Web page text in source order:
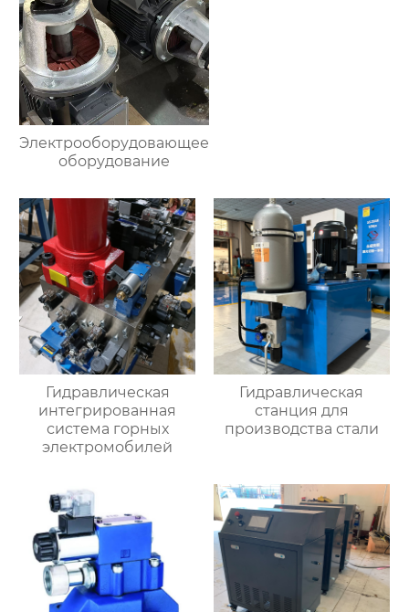
Электрооборудовающее
оборудование
Гидравлическая
интегрированная
система горных
электромобилей
Гидравлическая
станция для
производства стали